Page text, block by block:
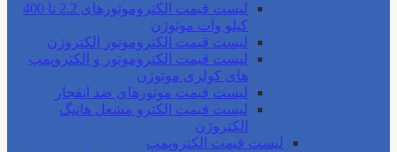
لیست قیمت الکتروموتورهای 2.2 تا 400
کیلو وات موتوژن
لیست قیمت الکتروموتور الکتروژن
لیست قیمت الکتروموتور و الکتروپمپ
های کولری موتوژن
لیست قیمت موتورهای ضد انفجار
لیست قیمت الکترو مشعل هانیگ
الکتروژن
لیست قیمت الکتروپمپ